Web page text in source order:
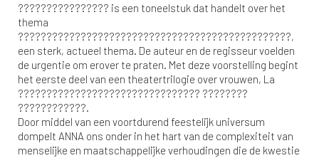
???????????????? is een toneelstuk dat handelt over het
thema
????????????????????????????????????????????????,
een sterk, actueel thema. De auteur en de regisseur voelden
de urgentie om erover te praten. Met deze voorstelling begint
het eerste deel van een theatertrilogie over vrouwen, La
???????????????????????????????? ????????
????????????.
Door middel van een voortdurend feestelijk universum
dompelt ANNA ons onder in het hart van de complexiteit van
menselijke en maatschappelijke verhoudingen die de kwestie